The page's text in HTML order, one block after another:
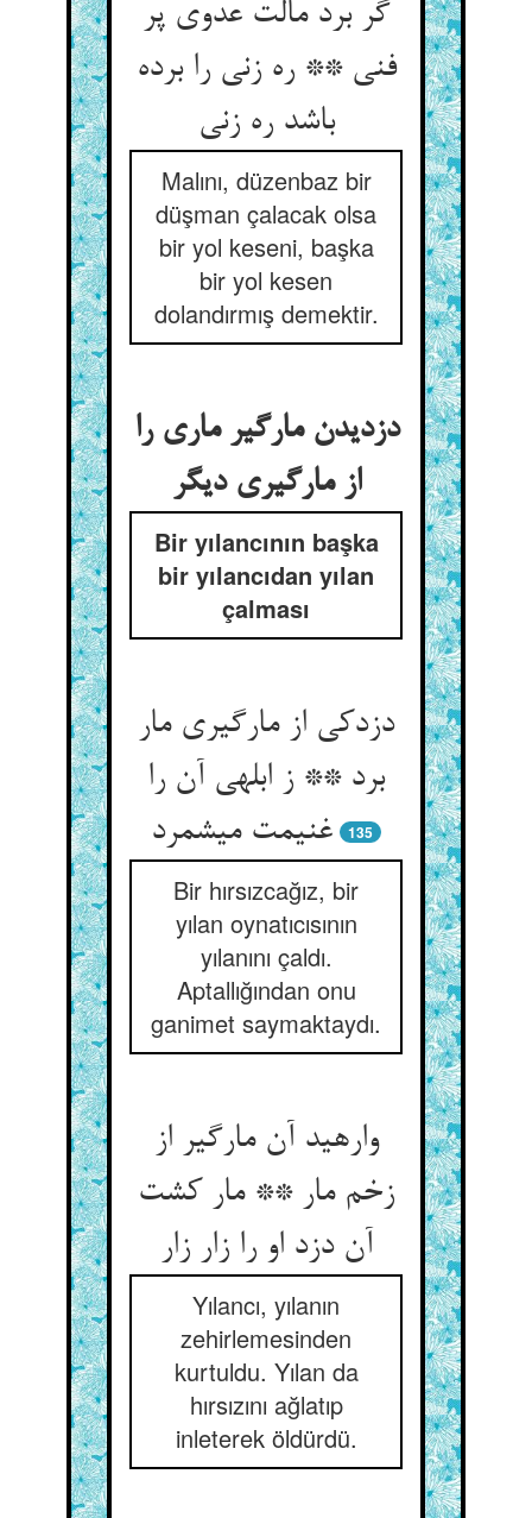
گر برد مالت عدوی پر
فنی ** ره زنی را برده
باشد ره زنی‏
Malını, düzenbaz bir
düşman çalacak olsa
bir yol keseni, başka
bir yol kesen
dolandırmış demektir.
دزدیدن مارگیر ماری را
از مارگیری دیگر
Bir yılancının başka
bir yılancıdan yılan
çalması
دزدکی از مارگیری مار
برد ** ز ابلهی آن را
غنیمت می‏شمرد
135
Bir hırsızcağız, bir
yılan oynatıcısının
yılanını çaldı.
Aptallığından onu
ganimet saymaktaydı.
وارهید آن مارگیر از
زخم مار ** مار کشت
آن دزد او را زار زار
Yılancı, yılanın
zehirlemesinden
kurtuldu. Yılan da
hırsızını ağlatıp
inleterek öldürdü.